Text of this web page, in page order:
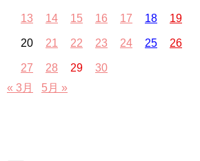
13 14 15 16 17 18 19
20 21 22 23 24 25 26
27 28 29
30
« 3月
5月 »